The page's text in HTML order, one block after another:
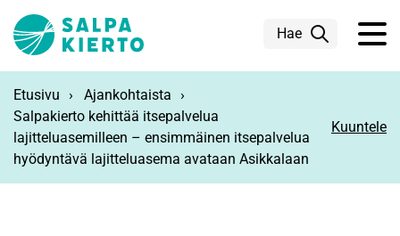
Hae
Etusivu
Ajankohtaista
Salpakierto kehittää itsepalvelua
lajitteluasemilleen – ensimmäinen itsepalvelua
hyödyntävä lajitteluasema avataan Asikkalaan
Kuuntele